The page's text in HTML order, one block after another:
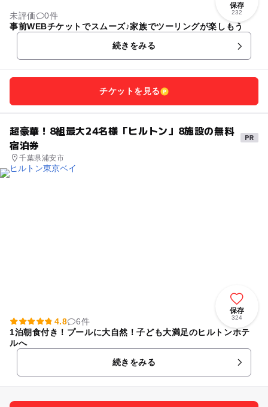
保存
232
未評価
0件
事前WEBチケットでスムーズ♪家族でツーリングが楽しもう
続きをみる
チケットを見る
超豪華！8組最大24名様「ヒルトン」8施設の無料
宿泊券
千葉県浦安市
保存
324
4.8
6件
1泊朝食付き！プールに大自然！子ども大満足のヒルトンホテ
ルへ
続きをみる